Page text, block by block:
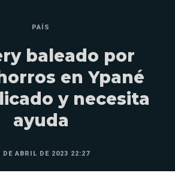
PAÍS
baleado por
en Ypané
y necesita
ayuda
DE ABRIL DE 2023 22:27